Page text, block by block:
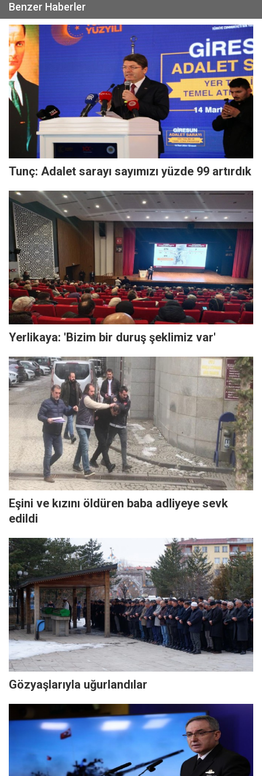
Benzer Haberler
Tunç: Adalet sarayı sayımızı yüzde 99 artırdık
Yerlikaya: 'Bizim bir duruş şeklimiz var'
Eşini ve kızını öldüren baba adliyeye sevk
edildi
Gözyaşlarıyla uğurlandılar